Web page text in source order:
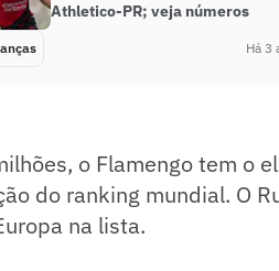
Athletico-PR; veja números
Há 3
o Flamengo tem o
do ranking mundial. O
na lista.